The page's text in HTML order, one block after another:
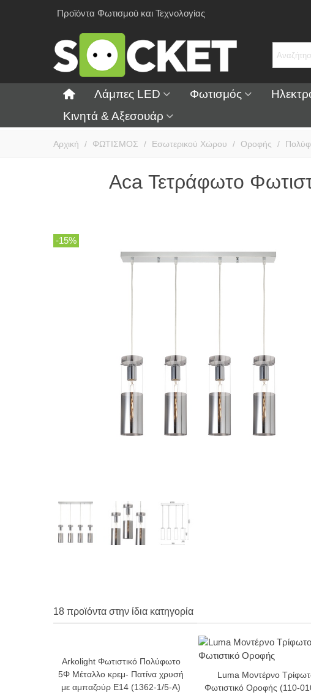
Προϊόντα Φωτισμού και Τεχνολογίας
Λάμπες LED Φωτισμός
Κινητά & Αξεσουάρ
Αρχική / ΦΩΤΙΣΜΟΣ / Εσωτερικού Χώρου / Οροφής /
Aca Τετράφωτο
-15%
18 προϊόντα στην ίδια κατηγορία
-10%
Arkolight Φωτιστικό Πολύφωτο
5Φ Μέταλλο κρεμ- Πατίνα χρυσή
με αμπαζούρ Ε14 (1362-1/5-Α)
-31%Luma Μοντέρνο
Φωτιστικό Οροφής (110-